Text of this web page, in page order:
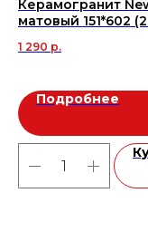
Керамогранит
матовый 151*602
1 290 р.
Подробнее